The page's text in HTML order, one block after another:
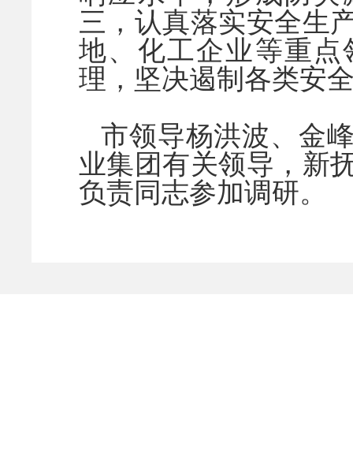
三，认真落实安全生
地、化工企业等重
理，坚决遏制各类安
市领导杨洪波、金
业集团有关领导，新
负责同志参加调研。